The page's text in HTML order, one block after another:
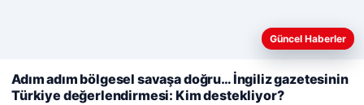
Web sitemizi nasıl kullandığınızı daha iyi anlayabilmek,
kullanıyoruz.Çerez Politikamız
Güncel Haberler
Adım adım bölgesel savaşa doğru… İngiliz gazetesinin
Türkiye değerlendirmesi: Kim destekliyor?